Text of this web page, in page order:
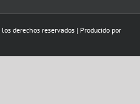
derechos reservados | Producido por